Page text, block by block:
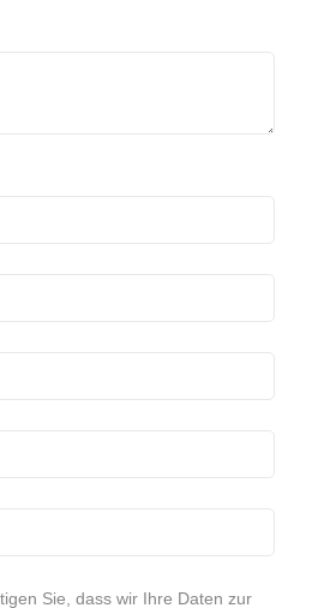
Sie, dass wir Ihre Daten zur